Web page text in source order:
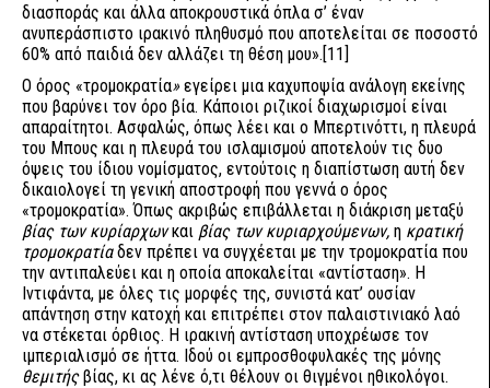
διασποράς και άλλα αποκρουστικά όπλα σ’ έναν
ανυπεράσπιστο ιρακινό πληθυσμό που αποτελείται σε ποσοστό
60% από παιδιά δεν αλλάζει τη θέση μου».[11]
Ο όρος «τρομοκρατία»εγείρει μια καχυποψία ανάλογη εκείνης
που βαρύνει τον όρο βία. Κάποιοι ριζικοί διαχωρισμοί είναι
απαραίτητοι. Ασφαλώς, όπως λέει και ο Μπερτινόττι, η πλευρά
του Μπους και η πλευρά του ισλαμισμού αποτελούν τις δυο
όψεις του ίδιου νομίσματος, εντούτοις η διαπίστωση αυτή δεν
δικαιολογεί τη γενική αποστροφή που γεννά ο όρος
«τρομοκρατία». Όπως ακριβώς επιβάλλεται η διάκριση μεταξύ
βίας των κυρίαρχωνκαι βίας των κυριαρχούμενων, η κρατική
τρομοκρατίαδεν πρέπει να συγχέεται με την τρομοκρατία που
την αντιπαλεύει και η οποία αποκαλείται «αντίσταση». Η
Ιντιφάντα, με όλες τις μορφές της, συνιστά κατ’ ουσίαν
απάντηση στην κατοχή και επιτρέπει στον παλαιστινιακό λαό
να στέκεται όρθιος. Η ιρακινή αντίσταση υποχρέωσε τον
ιμπεριαλισμό σε ήττα. Ιδού οι εμπροσθοφυλακές της μόνης
θεμιτήςβίας, κι ας λένε ό,τι θέλουν οι θιγμένοι ηθικολόγοι.